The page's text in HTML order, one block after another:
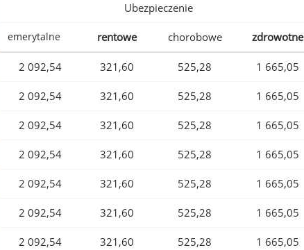
Ubezpieczenie
emerytalne rentowe chorobowe zdrowotne
2 092,54 321,60 525,28 1 665,05
2 092,54 321,60 525,28 1 665,05
2 092,54 321,60 525,28 1 665,05
2 092,54 321,60 525,28 1 665,05
2 092,54 321,60 525,28 1 665,05
2 092,54 321,60 525,28 1 665,05
2 092,54 321,60 525,28 1 665,05